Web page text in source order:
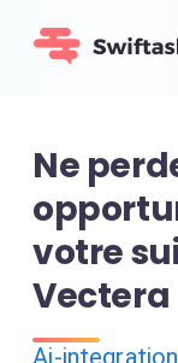
Ne
votre
Vectera
Ai-integration